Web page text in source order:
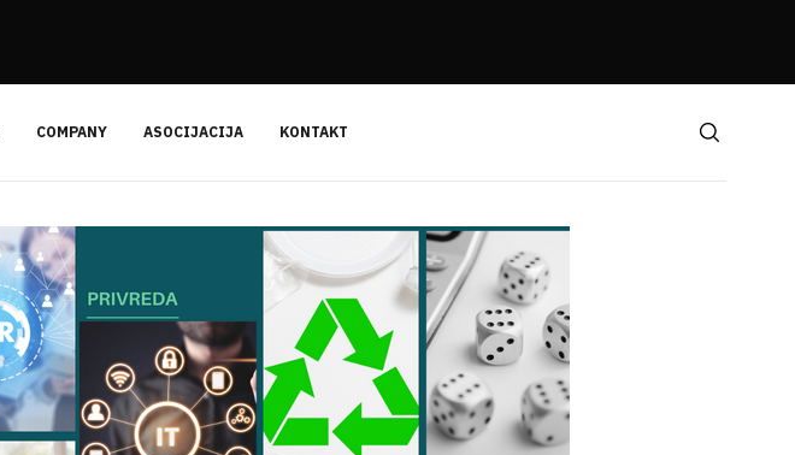
COMPANY ASOCIJACIJA KONTAKT